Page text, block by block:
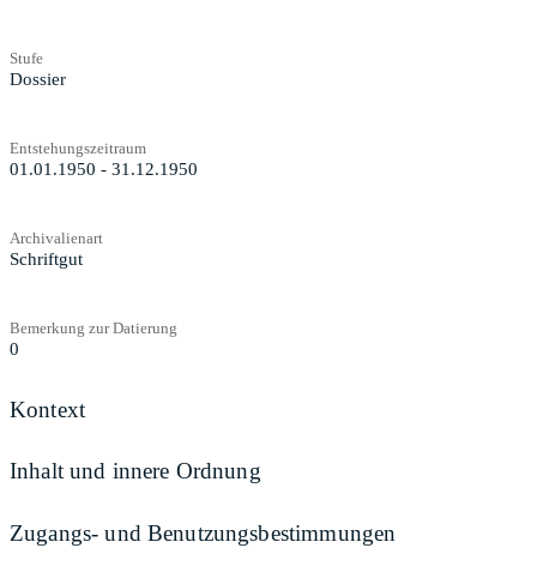
Stufe
Dossier
Entstehungszeitraum
01.01.1950 - 31.12.1950
Archivalienart
Schriftgut
Bemerkung zur Datierung
0
Kontext
Inhalt und innere Ordnung
Zugangs- und Benutzungsbestimmungen